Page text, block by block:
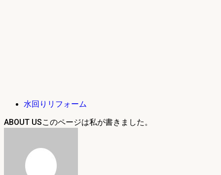
水回りリフォーム
ABOUT US